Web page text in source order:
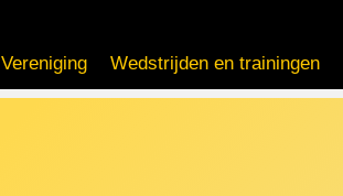
Vereniging Wedstrijden en trainingen